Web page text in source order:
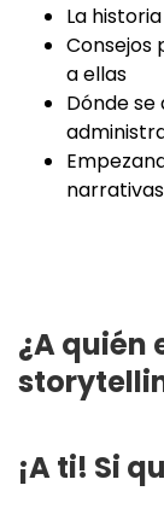
La
Consejos
a ellas
Dónde
narrativas
¿A quién
¡A ti! Si